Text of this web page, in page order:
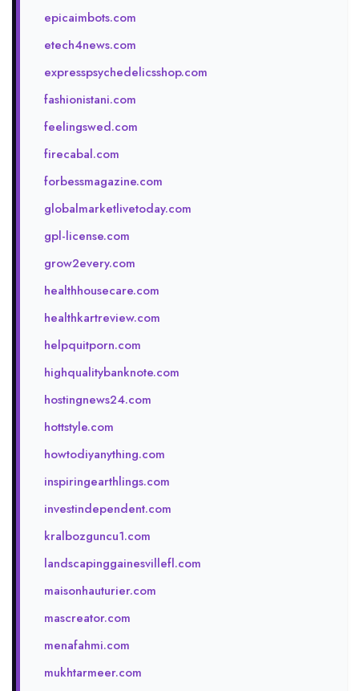
epicaimbots.com
etech4news.com
expresspsychedelicsshop.com
fashionistani.com
feelingswed.com
firecabal.com
forbessmagazine.com
globalmarketlivetoday.com
gpl-license.com
grow2every.com
healthhousecare.com
healthkartreview.com
helpquitporn.com
highqualitybanknote.com
hostingnews24.com
hottstyle.com
howtodiyanything.com
inspiringearthlings.com
investindependent.com
kralbozguncu1.com
landscapinggainesvillefl.com
maisonhauturier.com
mascreator.com
menafahmi.com
mukhtarmeer.com